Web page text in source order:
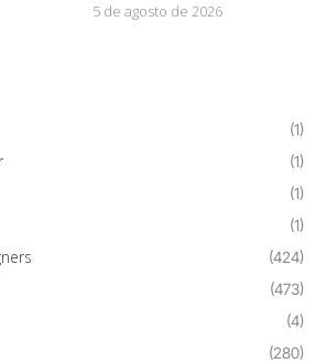
5 de agosto de 2026
(1)
(1)
(1)
(1)
(424)
(473)
(4)
(280)